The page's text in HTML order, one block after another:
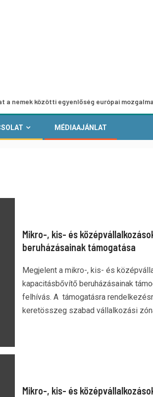
közötti egyenlőség európai mozgalmainak
MÉDIAAJÁNLAT
Mikro-, kis- és
beruházásainak támogatása
Megjelent a mikro-, kis- és
kapacitásbővítő beruházásainak
felhívás. A támogatásra
keretösszeg szabad vállalkozási
Mikro-, kis- és